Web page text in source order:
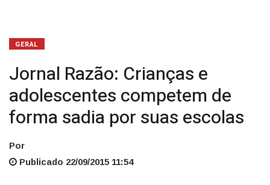
GERAL
Jornal Razão: Crianças e
adolescentes competem de
forma sadia por suas escolas
Por
Publicado 22/09/2015 11:54